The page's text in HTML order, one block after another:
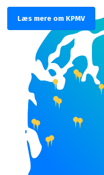
Læs mere om KPMV